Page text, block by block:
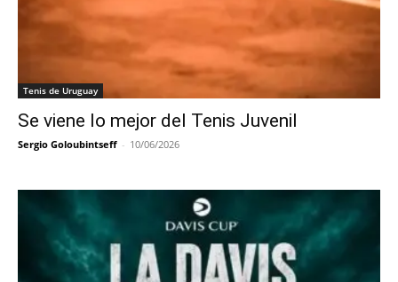
Tenis de Uruguay
Se viene lo mejor del Tenis Juvenil
Sergio Goloubintseff - 10/06/2026